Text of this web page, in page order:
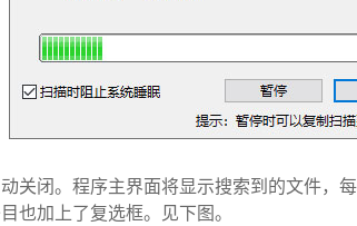
关闭。程序主界面将显示搜索到的文件，
也加上了复选框。见下图。